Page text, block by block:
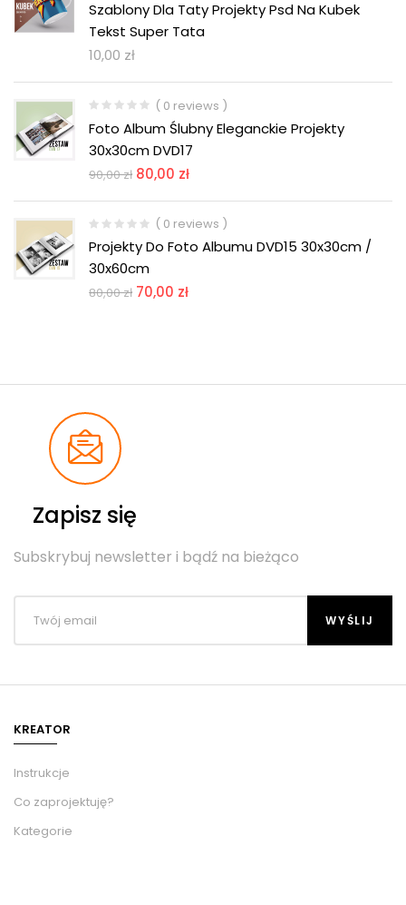
Szablony Dla Taty Projekty Psd Na Kubek
Tekst Super Tata
10,00 zł
( 0 reviews )
Foto Album Ślubny Eleganckie Projekty
30x30cm DVD17
90,00zł 80,00 zł
( 0 reviews )
Projekty Do Foto Albumu DVD15 30x30cm /
30x60cm
80,00zł 70,00 zł
Zapisz się
Subskrybuj newsletter i bądź na bieżąco
KREATOR
Instrukcje
Co zaprojektuję?
Kategorie